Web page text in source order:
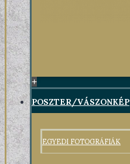
+
POSZTER/VÁSZONKÉP
EGYEDI FOTOGRÁFIÁK